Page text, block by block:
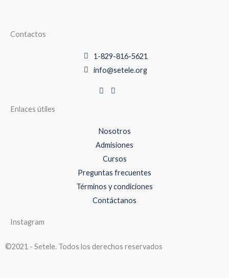
Contactos
1-829-816-5621
info@setele.org
Enlaces útiles
Nosotros
Admisiones
Cursos
Preguntas frecuentes
Términos y condiciones
Contáctanos
Instagram
©2021 - Setele. Todos los derechos reservados